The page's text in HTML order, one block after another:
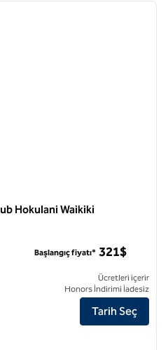
Hokulani Waikiki
Waikiki Honolulu için otel
Başlangıç fiyatı* 321$
Ücretleri içerir
Honors İndirimi İadesiz
Tarih Seç